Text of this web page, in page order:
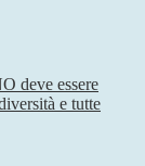
deve essere
e tutte